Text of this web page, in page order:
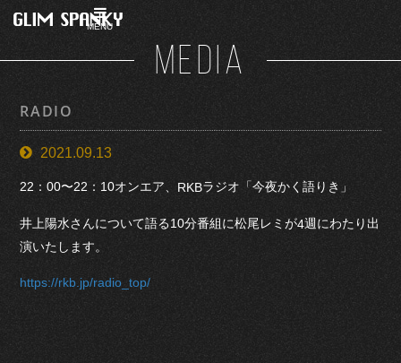
MENU
MEDIA
RADIO
2021.09.13
22：00〜22：10オンエア、 RKBラジオ「今夜かく語りき」
井上陽水さんについて語る10分番組に松尾レミが4週にわたり出
演いたします。
https://rkb.jp/radio_top/